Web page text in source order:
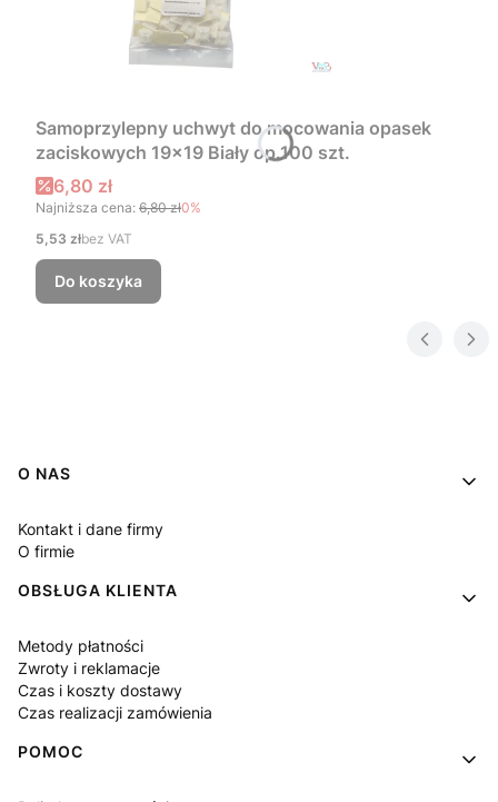
Samoprzylepny uchwyt do mocowania opasek
zaciskowych 19x19 Biały op.100 szt.
Cena promocyjna
6,80 zł
Najniższa cena: 6,80 zł0%
Cena
5,53 złbez VAT
Do koszyka
Linki w stopce
O NAS
Kontakt i dane firmy
O firmie
OBSŁUGA KLIENTA
Metody płatności
Zwroty i reklamacje
Czas i koszty dostawy
Czas realizacji zamówienia
POMOC